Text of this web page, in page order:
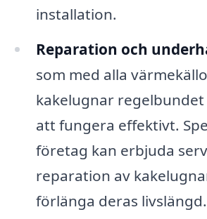
installation.
Reparation och
som med alla
kakelugnar
att fungera effektivt.
företag kan erbjuda
reparation av
förlänga deras livslängd.